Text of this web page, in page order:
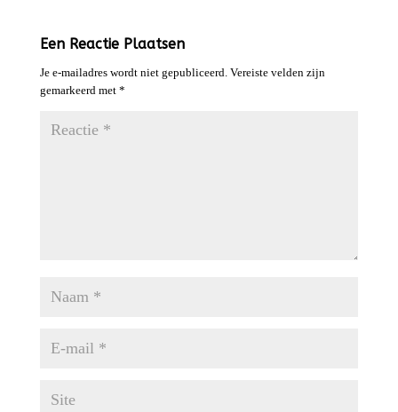
Een Reactie Plaatsen
Je e-mailadres wordt niet gepubliceerd. Vereiste velden zijn
gemarkeerd met *